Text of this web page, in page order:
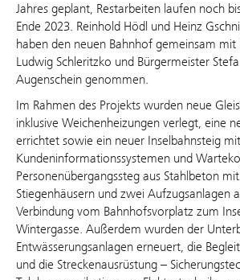
Jahres geplant, Restarbeiten laufen noch
Ende 2023. Reinhold Hödl und Heinz
haben den neuen Bahnhof gemeinsam
Ludwig Schleritzko und Bürgermeister
Augenschein genommen.
Im Rahmen des Projekts wurden neue
inklusive Weichenheizungen verlegt, eine
errichtet sowie ein neuer Inselbahnsteig
Kundeninformationssystemen und
Personenübergangssteg aus Stahlbeton
Stiegenhäusern und zwei Aufzugsanlagen
Verbindung vom Bahnhofsvorplatz zum
Wintergasse. Außerdem wurden der
Entwässerungsanlagen erneuert, die
und die Streckenausrüstung –